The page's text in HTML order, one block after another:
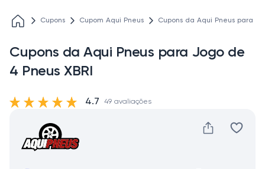
Cupons Cupom Aqui Pneus Cupons da Aqui Pneus para
Cupons da Aqui Pneus para Jogo de
4 Pneus XBRI
4.7 49 avaliações